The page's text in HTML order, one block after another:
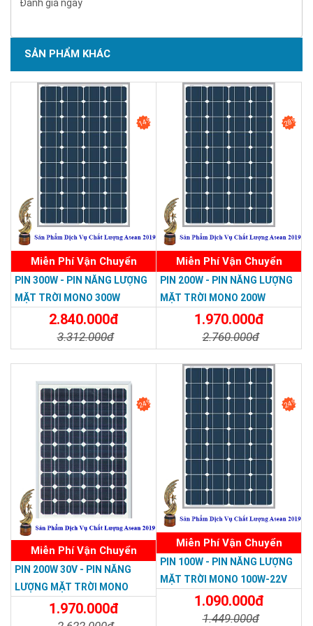
Đánh giá ngay
SẢN PHẨM KHÁC
14%
Miễn Phí Vận Chuyển
PIN 300W - PIN NĂNG LƯỢNG
MẶT TRỜI MONO 300W
2.840.000đ
3.312.000đ
28%
Miễn Phí Vận Chuyển
PIN 200W - PIN NĂNG LƯỢNG
MẶT TRỜI MONO 200W
1.970.000đ
2.760.000đ
24%
Miễn Phí Vận Chuyển
PIN 200W 30V - PIN NĂNG
LƯỢNG MẶT TRỜI MONO
200W-30V1.970.000đ
24%
Miễn Phí Vận Chuyển
PIN 100W - PIN NĂNG LƯỢNG
MẶT TRỜI MONO 100W-22V
1.090.000đ
1.449.000đ